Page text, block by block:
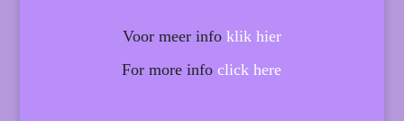
Voor meer info klik hier
For more infoclick here